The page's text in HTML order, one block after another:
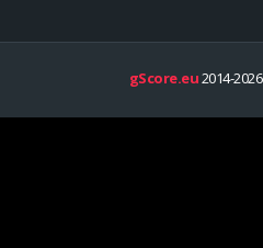
gScore.eu2014-